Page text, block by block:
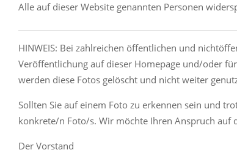
Alle auf dieser Website genannten Personen
HINWEIS: Bei zahlreichen öffentlichen und
Veröffentlichung auf dieser Homepage und/oder
werden diese Fotos gelöscht und nicht weiter
Sollten Sie auf einem Foto zu erkennen sein und
konkrete/n Foto/s. Wir möchte Ihren Anspruch auf
Der Vorstand